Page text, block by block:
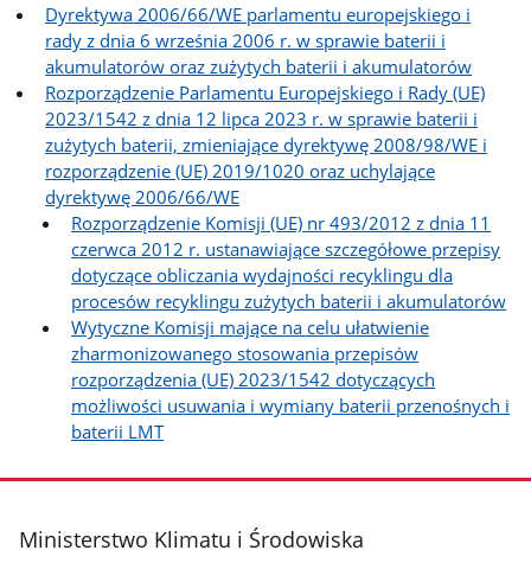
Dyrektywa 2006/66/WE parlamentu europejskiego i
rady z dnia 6 września 2006 r. w sprawie baterii i
akumulatorów oraz zużytych baterii i akumulatorów
Rozporządzenie Parlamentu Europejskiego i Rady (UE)
2023/1542 z dnia 12 lipca 2023 r. w sprawie baterii i
zużytych baterii, zmieniające dyrektywę 2008/98/WE i
rozporządzenie (UE) 2019/1020 oraz uchylające
dyrektywę 2006/66/WE
Rozporządzenie Komisji (UE) nr 493/2012 z dnia 11
czerwca 2012 r. ustanawiające szczegółowe przepisy
dotyczące obliczania wydajności recyklingu dla
procesów recyklingu zużytych baterii i akumulatorów
Wytyczne Komisji mające na celu ułatwienie
zharmonizowanego stosowania przepisów
rozporządzenia (UE) 2023/1542 dotyczących
możliwości usuwania i wymiany baterii przenośnych i
baterii LMT
stopka
Ministerstwo Klimatu i Środowiska